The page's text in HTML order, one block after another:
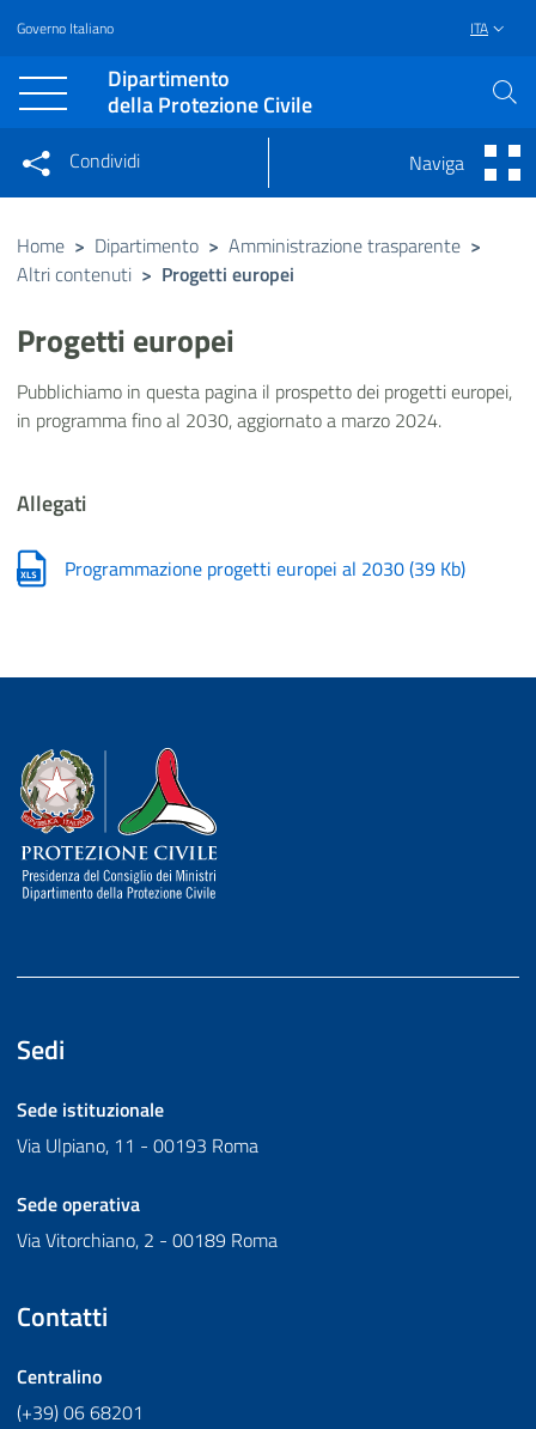
Vai al contenuto principale
Raggiungi il piè di pagina
Governo Italiano ITA
Dipartimento
della Protezione Civile
Condividi su Facebook
Condividi su Twitter
Condividi su LinkedIn
Condividi
Condividi sui social network
Naviga
Home > Dipartimento > Amministrazione trasparente >
Altri contenuti > Progetti europei
Progetti europei
Pubblichiamo in questa pagina il prospetto dei progetti europei,
in programma fino al 2030, aggiornato a marzo 2024.
Allegati
Programmazione progetti europei al 2030(39 Kb)
Dipartimento della Protezione Civile
Sedi
Sede istituzionale
Via Ulpiano, 11 - 00193 Roma
Sede operativa
Via Vitorchiano, 2 - 00189 Roma
Contatti
Centralino
(+39) 06 68201